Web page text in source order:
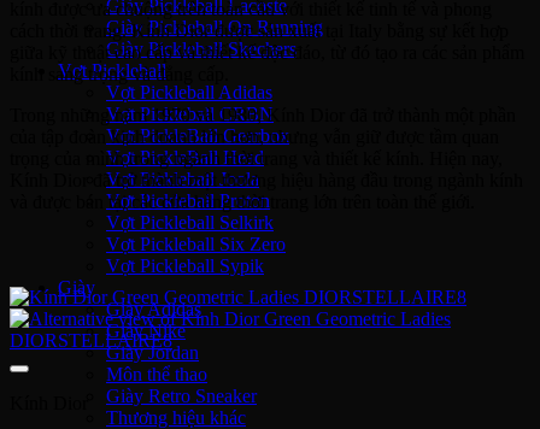
Giày Pickleball Lacoste
Giày Pickleball On Running
Giày Pickleball Skechers
Vợt Pickleball
Vợt Pickleball Adidas
Vợt Pickleball CRBN
Vợt PickleBall Gearbox
Vợt PickleBall Head
Vợt Pickleball Joola
Vợt Pickleball Proton
Vợt Pickleball Selkirk
Vợt Pickleball Six Zero
Vợt Pickleball Sypik
Giày
Giày Adidas
Giày Nike
Giày Jordan
Môn thể thao
Giày Retro Sneaker
Thương hiệu khác
kính được ưa chuộng trên toàn cầu với thiết kế tinh tế và phong
cách thời trang. Kính Dior được sản xuất tại Italy bằng sự kết hợp
giữa kỹ thuật cao cấp và thiết kế độc đáo, từ đó tạo ra các sản phẩm
kính sang trọng và đẳng cấp.
Trong những năm 1970 và 1980, Kính Dior đã trở thành một phần
của tập đoàn kinh doanh lớn hơn, nhưng vẫn giữ được tầm quan
trọng của mình trong ngành thời trang và thiết kế kính. Hiện nay,
Kính Dior đã trở thành một thương hiệu hàng đầu trong ngành kính
và được bán tại các cửa hàng thời trang lớn trên toàn thế giới.